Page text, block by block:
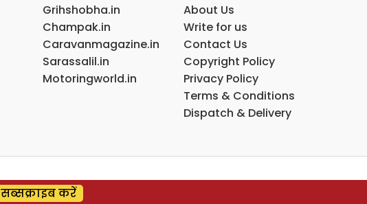
Grihshobha.in
Champak.in
Caravanmagazine.in
Sarassalil.in
Motoringworld.in
About Us
Write for us
Contact Us
Copyright Policy
Privacy Policy
Terms & Conditions
Dispatch & Delivery
सब्सक्राइब करें